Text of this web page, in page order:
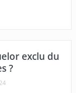
exclu du
?